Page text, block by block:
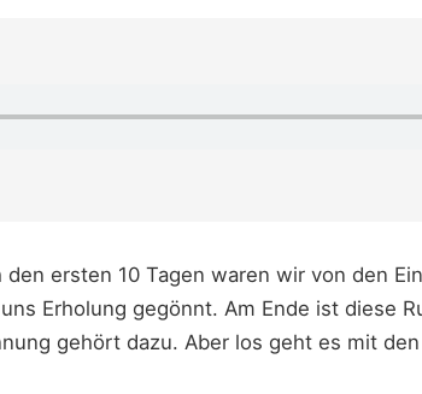
ersten 10 Tagen waren wir von den
Erholung gegönnt. Am Ende ist diese
gehört dazu. Aber los geht es mit